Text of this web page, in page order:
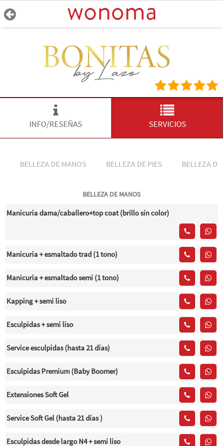
INFO/RESEÑAS SERVICIOS
BELLEZA DE MANOS BELLEZA DE PIES BELLEZA
BELLEZA DE MANOS
Manicuria dama/caballero+top coat (brillo sin color)
Manicuria + esmaltado trad (1 tono)
Manicuria + esmaltado semi (1 tono)
Kapping + semi liso
Esculpidas + semi liso
Service esculpidas (hasta 21 días)
Esculpidas Premium (Baby Boomer)
Extensiones Soft Gel
Service Soft Gel (hasta 21 días )
Esculpidas desde largo N4 + semi liso